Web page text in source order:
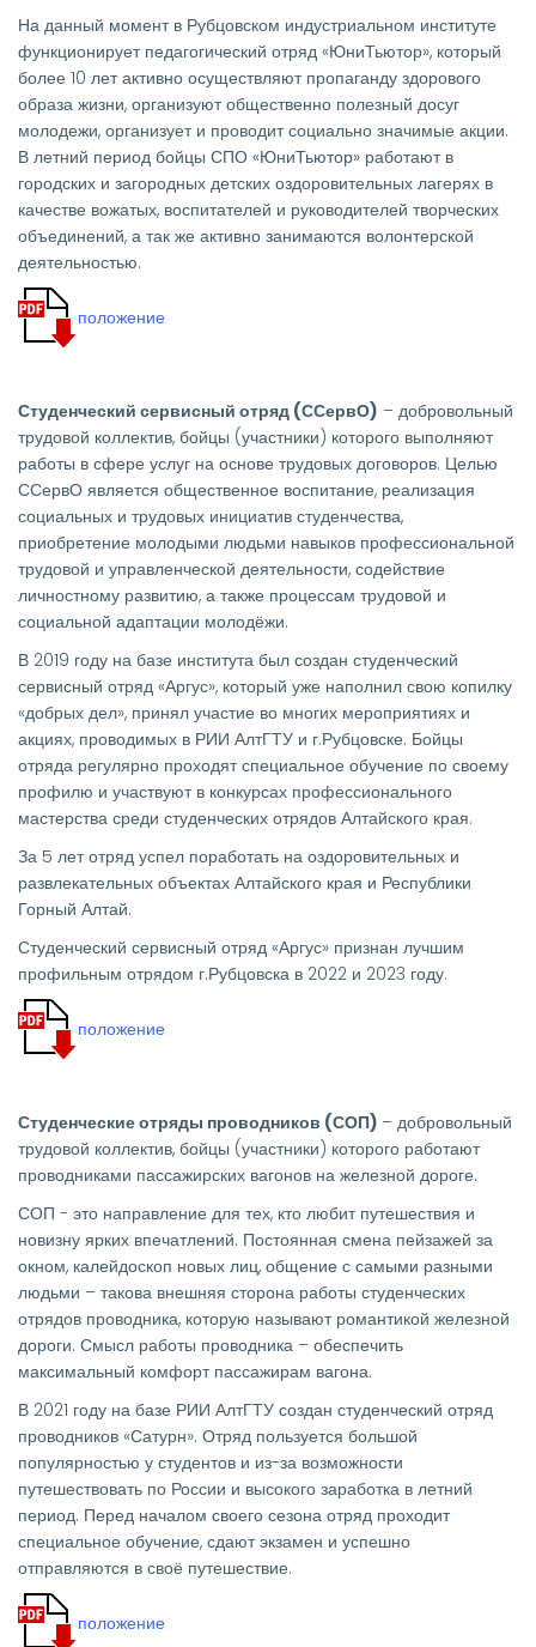
На данный момент в Рубцовском индустриальном институте
функционирует педагогический отряд «ЮниТьютор», который
более 10 лет активно осуществляют пропаганду здорового
образа жизни, организуют общественно полезный досуг
молодежи, организует и проводит социально значимые акции.
В летний период бойцы СПО «ЮниТьютор» работают в
городских и загородных детских оздоровительных лагерях в
качестве вожатых, воспитателей и руководителей творческих
объединений, а так же активно занимаются волонтерской
деятельностью.
положение
Студенческий сервисный отряд (ССервО) – добровольный
трудовой коллектив, бойцы (участники) которого выполняют
работы в сфере услуг на основе трудовых договоров. Целью
ССервО является общественное воспитание, реализация
социальных и трудовых инициатив студенчества,
приобретение молодыми людьми навыков профессиональной
трудовой и управленческой деятельности, содействие
личностному развитию, а также процессам трудовой и
социальной адаптации молодёжи.
В 2019 году на базе института был создан студенческий
сервисный отряд «Аргус», который уже наполнил свою копилку
«добрых дел», принял участие во многих мероприятиях и
акциях, проводимых в РИИ АлтГТУ и г.Рубцовске. Бойцы
отряда регулярно проходят специальное обучение по своему
профилю и участвуют в конкурсах профессионального
мастерства среди студенческих отрядов Алтайского края.
За 5 лет отряд успел поработать на оздоровительных и
развлекательных объектах Алтайского края и Республики
Горный Алтай.
Студенческий сервисный отряд «Аргус» признан лучшим
профильным отрядом г.Рубцовска в 2022 и 2023 году.
положение
Студенческие отряды проводников (СОП) – добровольный
трудовой коллектив, бойцы (участники) которого работают
проводниками пассажирских вагонов на железной дороге.
СОП - это направление для тех, кто любит путешествия и
новизну ярких впечатлений. Постоянная смена пейзажей за
окном, калейдоскоп новых лиц, общение с самыми разными
людьми – такова внешняя сторона работы студенческих
отрядов проводника, которую называют романтикой железной
дороги. Смысл работы проводника – обеспечить
максимальный комфорт пассажирам вагона.
В 2021 году на базе РИИ АлтГТУ создан студенческий отряд
проводников «Сатурн». Отряд пользуется большой
популярностью у студентов и из-за возможности
путешествовать по России и высокого заработка в летний
период. Перед началом своего сезона отряд проходит
специальное обучение, сдают экзамен и успешно
отправляются в своё путешествие.
положение